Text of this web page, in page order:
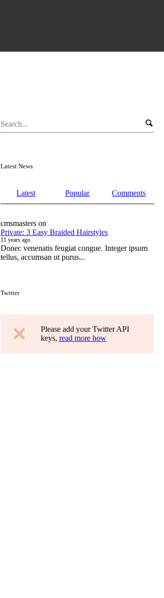
Latest News
Latest Popular Comments
cmsmasters on
Private: 3 Easy Braided Hairstyles
11 years ago
Donec venenatis feugiat congue. Integer ipsum
tellus, accumsan ut purus...
Twitter
Please add your Twitter API
keys, read more how